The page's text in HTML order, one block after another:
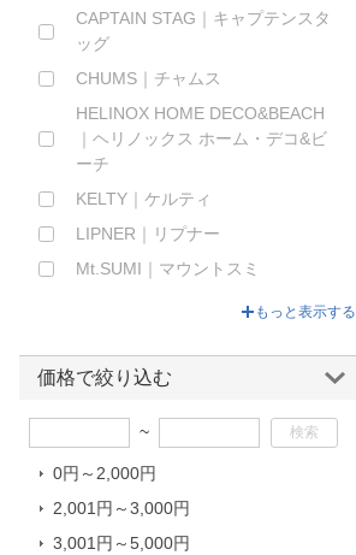
CAPTAIN STAG｜キャプテンスタ
ッグ
CHUMS｜チャムス
HELINOX HOME DECO&BEACH
｜ヘリノックス ホーム・デコ&ビ
ーチ
KELTY｜ケルティ
LIPNER｜リプナー
Mt.SUMI｜マウントスミ
ンキャンパー
S’more｜スモア
TokyoCamp｜トウキョウキャンプ
オーエスケー｜OSK
カメヤマ｜Kameyama
もっと表示する
価格で絞り込む
~
0円～2,000円
2,001円～3,000円
3,001円～5,000円